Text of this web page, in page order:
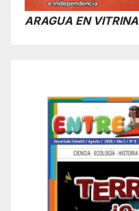
ARAGUA EN VITRINA